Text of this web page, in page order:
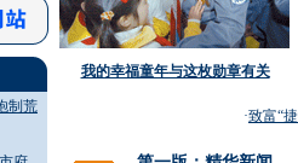
制荒
我的幸福童年与这枚勋章有关
致富“捷